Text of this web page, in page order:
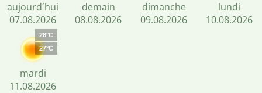
aujourd´hui
07.08.2026
demain
08.08.2026
dimanche
09.08.2026
lundi
10.08.2026
28°C
27°C
mardi
11.08.2026